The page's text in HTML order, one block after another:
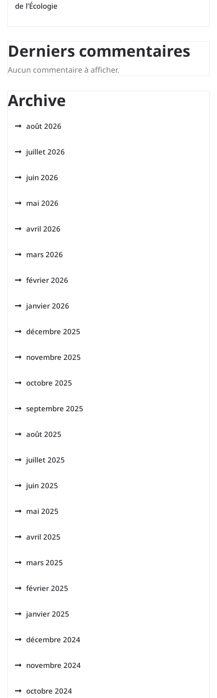
de l’Écologie
Derniers commentaires
Aucun commentaire à afficher.
Archive
août 2026
juillet 2026
juin 2026
mai 2026
avril 2026
mars 2026
février 2026
janvier 2026
décembre 2025
novembre 2025
octobre 2025
septembre 2025
août 2025
juillet 2025
juin 2025
mai 2025
avril 2025
mars 2025
février 2025
janvier 2025
décembre 2024
novembre 2024
octobre 2024